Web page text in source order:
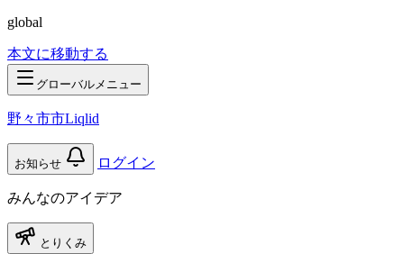
global
本文に移動する
グローバルメニュー
野々市市Liqlid
お知らせ ログイン
みんなのアイデア
とりくみ